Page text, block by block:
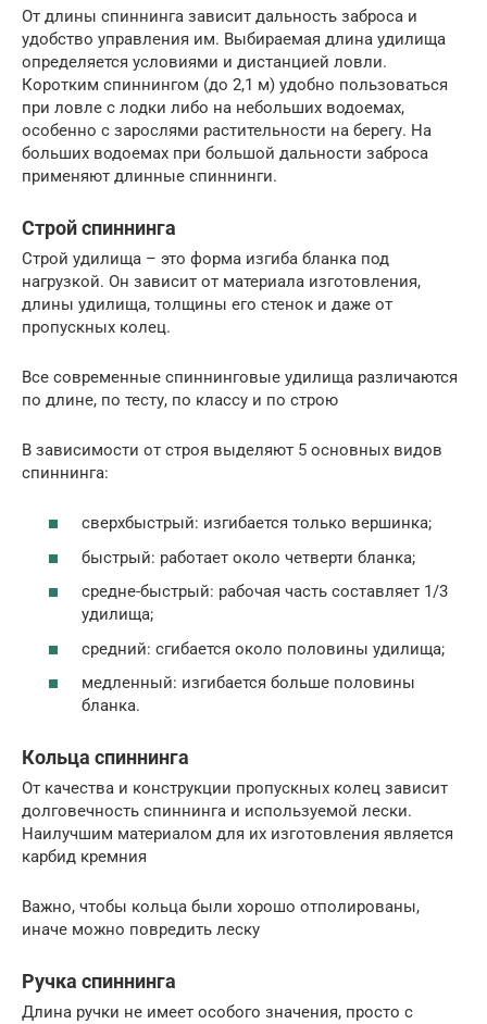
От длины спиннинга зависит дальность заброса и
удобство управления им. Выбираемая длина удилища
определяется условиями и дистанцией ловли.
Коротким спиннингом (до 2,1 м) удобно пользоваться
при ловле с лодки либо на небольших водоемах,
особенно с зарослями растительности на берегу. На
больших водоемах при большой дальности заброса
применяют длинные спиннинги.
Строй спиннинга
Строй удилища – это форма изгиба бланка под
нагрузкой. Он зависит от материала изготовления,
длины удилища, толщины его стенок и даже от
пропускных колец.
Все современные спиннинговые удилища различаются
по длине, по тесту, по классу и по строю
В зависимости от строя выделяют 5 основных видов
спиннинга:
сверхбыстрый: изгибается только вершинка;
быстрый: работает около четверти бланка;
средне-быстрый: рабочая часть составляет 1/3
удилища;
средний: сгибается около половины удилища;
медленный: изгибается больше половины
бланка.
Кольца спиннинга
От качества и конструкции пропускных колец зависит
долговечность спиннинга и используемой лески.
Наилучшим материалом для их изготовления является
карбид кремния
Важно, чтобы кольца были хорошо отполированы,
иначе можно повредить леску
Ручка спиннинга
Длина ручки не имеет особого значения, просто с